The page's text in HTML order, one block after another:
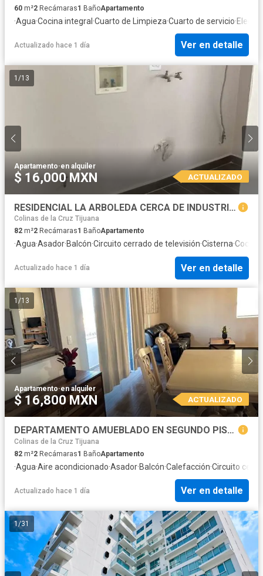
60 m²2 Recámaras1 BañoApartamento
·Agua·Cocina integral ·Cuarto de Limpieza·Cuarto de servicio·
Actualizado hace 1 día Ver en detalle
1 /13
Apartamento·en alquiler
$ 16,000 MXN ACTUALIZADO
RESIDENCIAL LA ARBOLEDA CERCA DE INDUSTRIAL PINOS FRENTE AL HOSP REGIONAL 1 DEL IMSS
Colinas de la Cruz Tijuana
82 m²2 Recámaras1 BañoApartamento
·Agua·Asador·Balcón·Circuito cerrado de televisión·Cisterna·Cocina
Actualizado hace 1 día Ver en detalle
1/13
Apartamento·en alquiler
$ 16,800 MXN ACTUALIZADO
DEPARTAMENTO AMUEBLADO EN SEGUNDO PISO EN ZONA INDUSTRIAL A 15 MIN DE GARITAS Y ENFRENTE DEL H. REGIONAL 1 DEL IMSS
Colinas de la Cruz Tijuana
82 m²2 Recámaras1 BañoApartamento
·Agua·Aire acondicionado·Asador·Balcón·Calefacción·Circuito
Actualizado hace 1 día Ver en detalle
1 /31